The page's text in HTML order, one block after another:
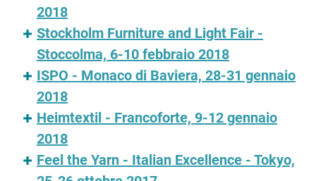
2018
Stockholm Furniture and Light Fair -
Stoccolma, 6-10 febbraio 2018
ISPO - Monaco di Baviera, 28-31 gennaio
2018
Heimtextil - Francoforte, 9-12 gennaio
2018
Feel the Yarn - Italian Excellence - Tokyo,